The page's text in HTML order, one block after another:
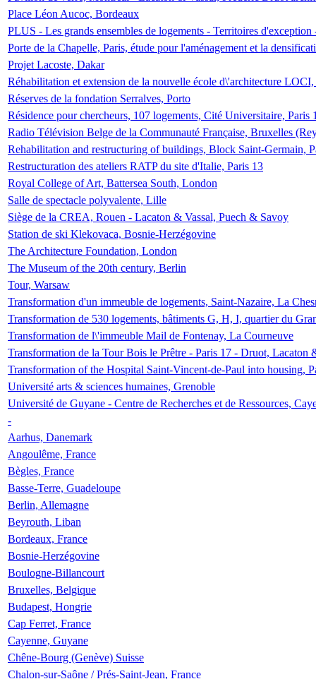
Place Léon Aucoc, Bordeaux
PLUS - Les grands ensembles de logements - Territoires
Porte de la Chapelle, Paris, étude pour l'aménagement et la
Projet Lacoste, Dakar
Réhabilitation et extension de la nouvelle école d\'architecture
Réserves de la fondation Serralves, Porto
Résidence pour chercheurs, 107 logements, Cité Universitaire, Paris
Radio Télévision Belge de la Communauté Française, Bruxelles
Rehabilitation and restructuring of buildings, Block Saint-Germain,
Restructuration des ateliers RATP du site d'Italie, Paris 13
Royal College of Art, Battersea South, London
Salle de spectacle polyvalente, Lille
Siège de la CREA, Rouen - Lacaton & Vassal, Puech & Savoy
Station de ski Klekovaca, Bosnie-Herzégovine
The Architecture Foundation, London
The Museum of the 20th century, Berlin
Tour, Warsaw
Transformation d'un immeuble de logements, Saint-Nazaire, La
Transformation de 530 logements, bâtiments G, H, I, quartier du
Transformation de l\'immeuble Mail de Fontenay, La Courneuve
Transformation de la Tour Bois le Prêtre - Paris 17 - Druot, Lacaton
Transformation of the Hospital Saint-Vincent-de-Paul into housing,
Université arts & sciences humaines, Grenoble
Université de Guyane - Centre de Recherches et de Ressources,
-
Aarhus, Danemark
Angoulême, France
Bègles, France
Basse-Terre, Guadeloupe
Berlin, Allemagne
Beyrouth, Liban
Bordeaux, France
Bosnie-Herzégovine
Boulogne-Billancourt
Bruxelles, Belgique
Budapest, Hongrie
Cap Ferret, France
Cayenne, Guyane
Chêne-Bourg (Genève) Suisse
Chalon-sur-Saône / Prés-Saint-Jean, France